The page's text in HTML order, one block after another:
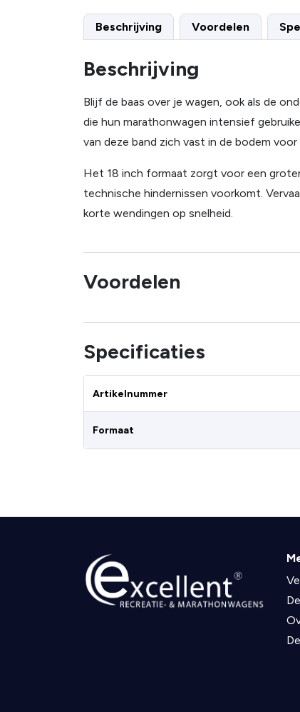
Beschrijving Voordelen
Beschrijving
Blijf de baas over je wagen, ook als de
die hun marathonwagen intensief
van deze band zich vast in de bodem
Het 18 inch formaat zorgt voor een
technische hindernissen voorkomt.
korte wendingen op snelheid.
Voordelen
Specificaties
Artikelnummer
Formaat